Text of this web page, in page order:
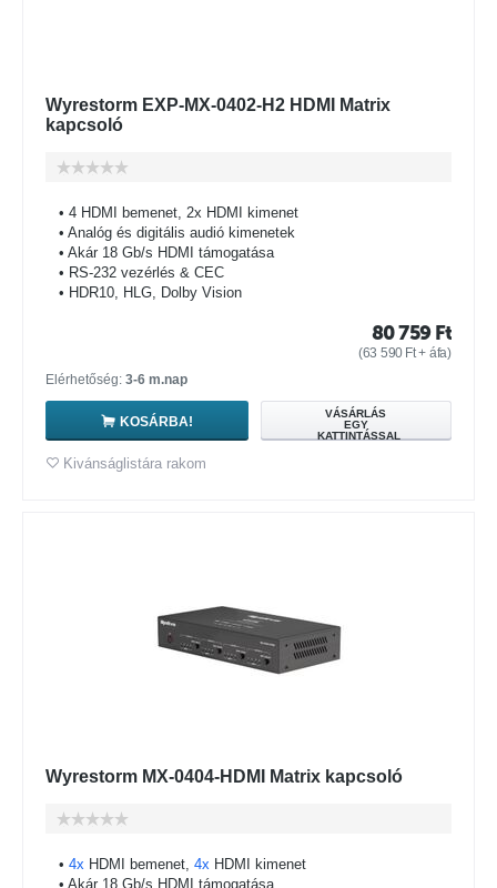
Wyrestorm EXP-MX-0402-H2 HDMI Matrix
kapcsoló
• 4 HDMI bemenet, 2x HDMI kimenet
• Analóg és digitális audió kimenetek
• Akár 18 Gb/s HDMI támogatása
• RS-232 vezérlés & CEC
• HDR10, HLG, Dolby Vision
80 759 Ft
(63 590 Ft+ áfa)
Elérhetőség: 3-6 m.nap
KOSÁRBA!
VÁSÁRLÁS
EGY
KATTINTÁSSAL
Kivánságlistára rakom
Wyrestorm MX-0404-HDMI Matrix kapcsoló
• 4x HDMI bemenet, 4x HDMI kimenet
• Akár 18 Gb/s HDMI támogatása